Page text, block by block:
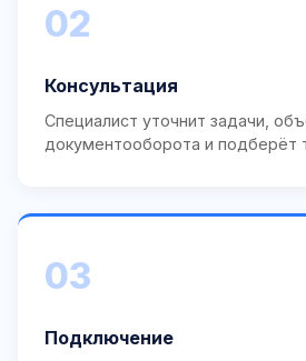
02
Консультация
Специалист уточнит задачи,
документооборота и подберёт
03
Подключение